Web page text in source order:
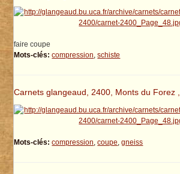
faire coupe
Mots-clés: compression,schiste
Carnets glangeaud, 2400, Monts du Forez ,
Mots-clés: compression,coupe,gneiss